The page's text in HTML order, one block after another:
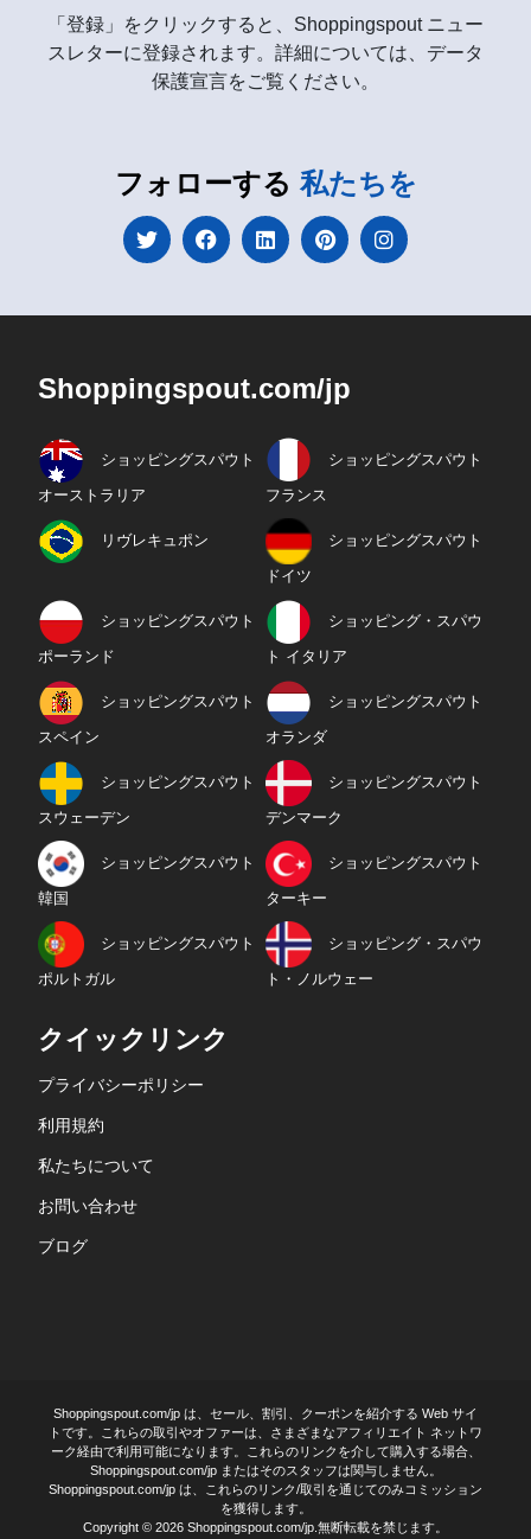
「登録」をクリックすると、Shoppingspout ニュー
スレターに登録されます。詳細については、データ
保護宣言をご覧ください。
フォローする 私たちを
Shoppingspout.com/jp
ショッピングスパウト
オーストラリア
ショッピングスパウト
フランス
リヴレキュポン ショッピングスパウト
ドイツ
ショッピングスパウト
ポーランド
ショッピング・スパウ
ト イタリア
ショッピングスパウト
スペイン
ショッピングスパウト
オランダ
ショッピングスパウト
スウェーデン
ショッピングスパウト
デンマーク
ショッピングスパウト
韓国
ショッピングスパウト
ターキー
ショッピングスパウト
ポルトガル
ショッピング・スパウ
ト・ノルウェー
クイックリンク
プライバシーポリシー
利用規約
私たちについて
お問い合わせ
ブログ
Shoppingspout.com/jp は、セール、割引、クーポンを紹介する Web サイ
トです。これらの取引やオファーは、さまざまなアフィリエイト ネットワ
ーク経由で利用可能になります。これらのリンクを介して購入する場合、
Shoppingspout.com/jp またはそのスタッフは関与しません。
Shoppingspout.com/jp は、これらのリンク/取引を通じてのみコミッション
を獲得します。
Copyright © 2026 Shoppingspout.com/jp.無断転載を禁じます。